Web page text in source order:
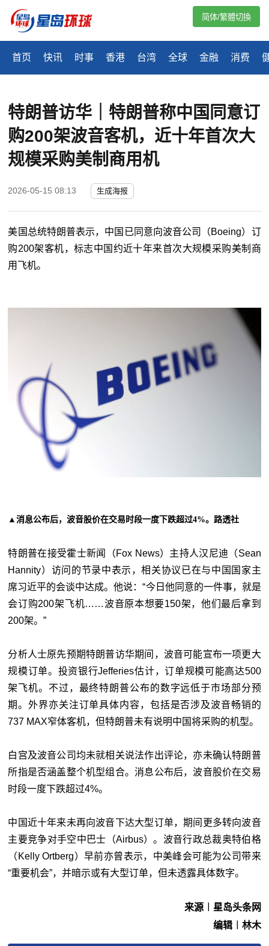
首页 快讯 时事 香港 台湾 全球 金融 消费
简体/繁體切換
特朗普访华｜特朗普称中国同意订
购200架波音客机，近十年首次大
规模采购美制商用机
2026-05-15 08:13 生成海报
美国总统特朗普表示，中国已同意向波音公司（Boeing）订
购200架客机，标志中国约近十年来首次大规模采购美制商
用飞机。
▲消息公布后，波音股价在交易时段一度下跌超过4%。路透社
特朗普在接受霍士新闻（Fox News）主持人汉尼迪（Sean
Hannity）访问的节录中表示，相关协议已在与中国国家主
席习近平的会谈中达成。他说：“今日他同意的一件事，就是
会订购200架飞机……波音原本想要150架，他们最后拿到
200架。”
分析人士原先预期特朗普访华期间，波音可能宣布一项更大
规模订单。投资银行Jefferies估计，订单规模可能高达500
架飞机。不过，最终特朗普公布的数字远低于市场部分预
期。外界亦关注订单具体内容，包括是否涉及波音畅销的
737 MAX窄体客机，但特朗普未有说明中国将采购的机型。
白宫及波音公司均未就相关说法作出评论，亦未确认特朗普
所指是否涵盖整个机型组合。消息公布后，波音股价在交易
时段一度下跌超过4%。
中国近十年来未再向波音下达大型订单，期间更多转向波音
主要竞争对手空中巴士（Airbus）。波音行政总裁奥特伯格
（Kelly Ortberg）早前亦曾表示，中美峰会可能为公司带来
“重要机会”，并暗示或有大型订单，但未透露具体数字。
来源︱星岛头条网
编辑︱林木